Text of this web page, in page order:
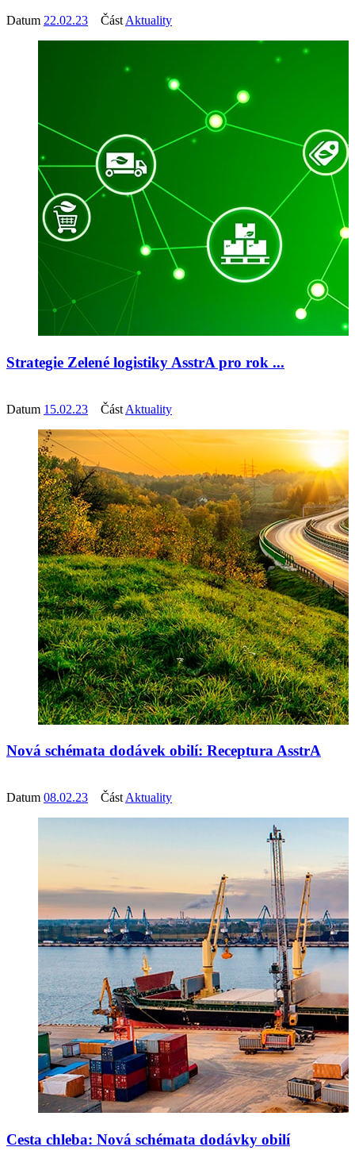
Datum 22.02.23 Část Aktuality
Strategie Zelené logistiky AsstrA pro rok ...
Datum 15.02.23 Část Aktuality
Nová schémata dodávek obilí: Receptura AsstrA
Datum 08.02.23 Část Aktuality
Cesta chleba: Nová schémata dodávky obilí